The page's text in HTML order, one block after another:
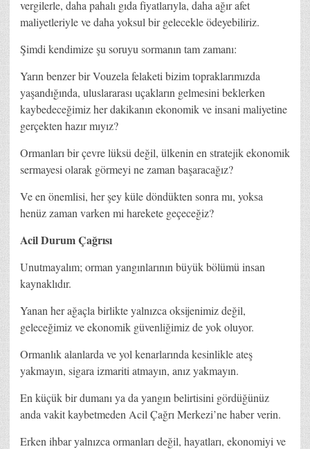
vergilerle, daha pahalı gıda fiyatlarıyla, daha ağır afet
maliyetleriyle ve daha yoksul bir gelecekle ödeyebiliriz.
Şimdi kendimize şu soruyu sormanın tam zamanı:
Yarın benzer bir Vouzela felaketi bizim topraklarımızda
yaşandığında, uluslararası uçakların gelmesini beklerken
kaybedeceğimiz her dakikanın ekonomik ve insani maliyetine
gerçekten hazır mıyız?
Ormanları bir çevre lüksü değil, ülkenin en stratejik ekonomik
sermayesi olarak görmeyi ne zaman başaracağız?
Ve en önemlisi, her şey küle döndükten sonra mı, yoksa
henüz zaman varken mi harekete geçeceğiz?
Acil Durum Çağrısı
Unutmayalım; orman yangınlarının büyük bölümü insan
kaynaklıdır.
Yanan her ağaçla birlikte yalnızca oksijenimiz değil,
geleceğimiz ve ekonomik güvenliğimiz de yok oluyor.
Ormanlık alanlarda ve yol kenarlarında kesinlikle ateş
yakmayın, sigara izmariti atmayın, anız yakmayın.
En küçük bir dumanı ya da yangın belirtisini gördüğünüz
anda vakit kaybetmeden Acil Çağrı Merkezi’ne haber verin.
Erken ihbar yalnızca ormanları değil, hayatları, ekonomiyi ve